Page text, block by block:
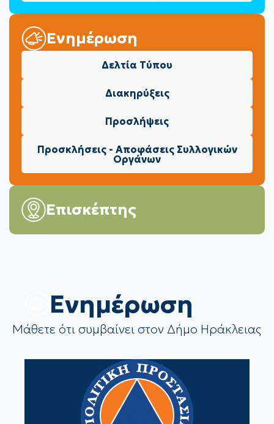
Ενημέρωση
Δελτία Τύπου
Διακηρύξεις
Προσλήψεις
Προσκλήσεις - Αποφάσεις Συλλογικών
Οργάνων
Επισκέπτης
Eνημέρωση
Μάθετε ότι συμβαίνει στον Δήμο Ηράκλειας